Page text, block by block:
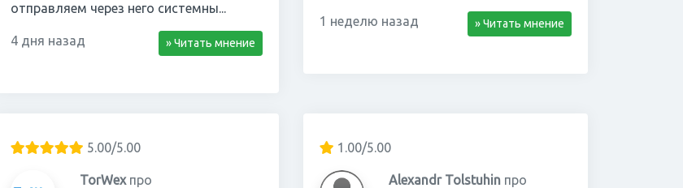
отправляем через него системны...
4 дня назад » Читать мнение
1 неделю назад » Читать мнение
5.00/5.00
TorWexпро
1.00/5.00
Alexandr Tolstuhin про